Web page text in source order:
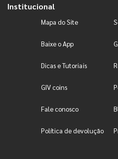
Institucional
Mapa do Site
Baixe o App
Dicas e Tutoriais
GIV coins
Fale conosco
Política de devolução